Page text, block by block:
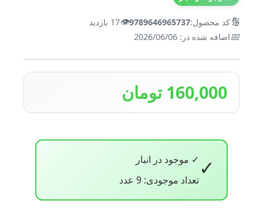
🔢کد محصول:9789646965737
👁️17 بازدید
📅اضافه شده در: 2026/06/06
160,000 تومان
✓ ✓ موجود در انبار
تعداد موجودی: 9 عدد